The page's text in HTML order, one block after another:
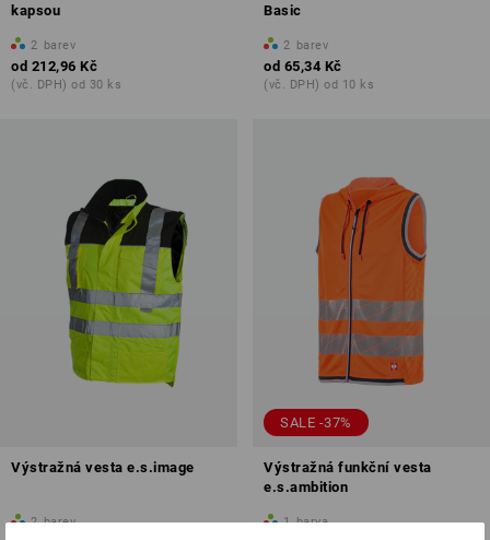
kapsou
2 barev
od 212,96 Kč
(vč. DPH) od 30 ks
Basic
2 barev
od 65,34 Kč
(vč. DPH) od 10 ks
Výstražná vesta e.s.image
2 barev
SALE -37%
Výstražná funkční vesta
e.s.ambition
1 barva